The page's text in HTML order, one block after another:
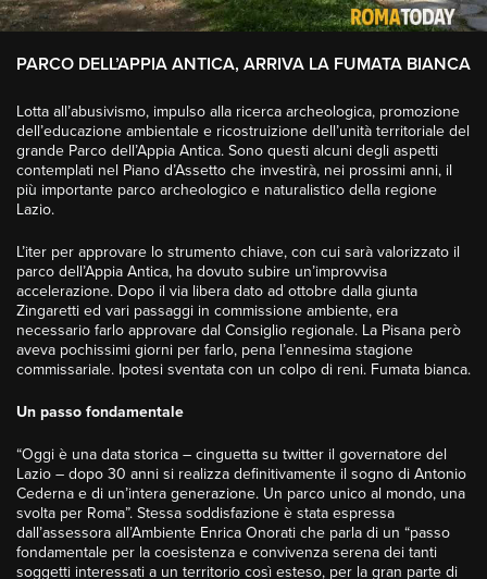
PARCO DELL’APPIA ANTICA, ARRIVA LA FUMATA BIANCA
Lotta all’abusivismo, impulso alla ricerca archeologica, promozione
dell’educazione ambientale e ricostruizione dell’unità territoriale del
grande Parco dell’Appia Antica. Sono questi alcuni degli aspetti
contemplati nel Piano d’Assetto che investirà, nei prossimi anni, il
più importante parco archeologico e naturalistico della regione
Lazio.
L’iter per approvare lo strumento chiave, con cui sarà valorizzato il
parco dell’Appia Antica, ha dovuto subire un’improvvisa
accelerazione. Dopo il via libera dato ad ottobre dalla giunta
Zingaretti ed vari passaggi in commissione ambiente, era
necessario farlo approvare dal Consiglio regionale. La Pisana però
aveva pochissimi giorni per farlo, pena l’ennesima stagione
commissariale. Ipotesi sventata con un colpo di reni. Fumata bianca.
Un passo fondamentale
“Oggi è una data storica – cinguetta su twitter il governatore del
Lazio – dopo 30 anni si realizza definitivamente il sogno di Antonio
Cederna e di un’intera generazione. Un parco unico al mondo, una
svolta per Roma”. Stessa soddisfazione è stata espressa
dall’assessora all’Ambiente Enrica Onorati che parla di un “passo
fondamentale per la coesistenza e convivenza serena dei tanti
soggetti interessati a un territorio così esteso, per la gran parte di